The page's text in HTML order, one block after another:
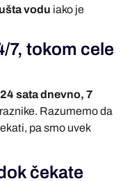
vodu iako je
7, tokom cele
24 sata dnevno, 7
Razumemo da
pa smo uvek
čekate